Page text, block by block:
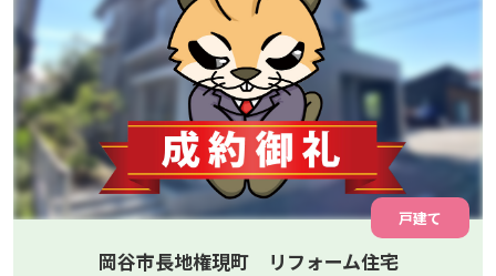
戸建て
岡谷市長地権現町 リフォーム住宅